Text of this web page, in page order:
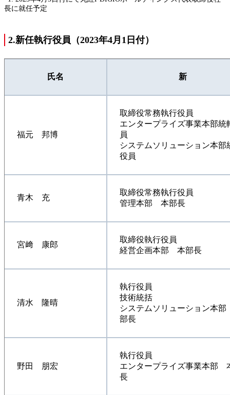
長に就任予定
2.新任執行役員（2023年4月1日付）
氏名 新
福元 邦博
取締役常務執行役員
エンタープライズ事業本部統
員
システムソリューション本部
役員
青木 充
取締役常務執行役員
管理本部 本部長
宮﨑 康郎
取締役執行役員
経営企画本部 本部長
清水 隆晴
執行役員
技術統括
システムソリューション本
部長
野田 朋宏
執行役員
エンタープライズ事業本部
長